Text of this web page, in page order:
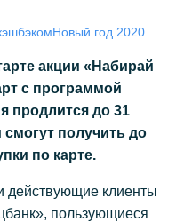
Новый год 2020
акции «Набирай
с программой
продлится до 31
смогут получить до
по карте.
действующие клиенты
пользующиеся